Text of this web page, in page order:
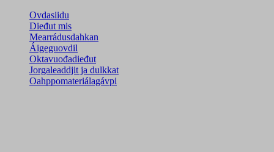
Ovdasiidu
Dieđut mis
Mearrádusdahkan
Áigeguovdil
Oktavuođadieđut
Jorgaleaddjit ja dulkkat
Oahppomateriálagávpi